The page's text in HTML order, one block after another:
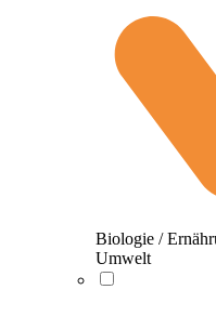
Biologie /
Umwelt